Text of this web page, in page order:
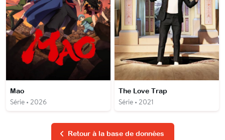
Mao
Série • 2026
The Love Trap
Série • 2021
Retour à la base de données